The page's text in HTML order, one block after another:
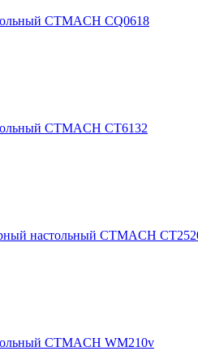
CTMACH CQ0618
CTMACH CT6132
настольный CTMACH
CTMACH WM210v